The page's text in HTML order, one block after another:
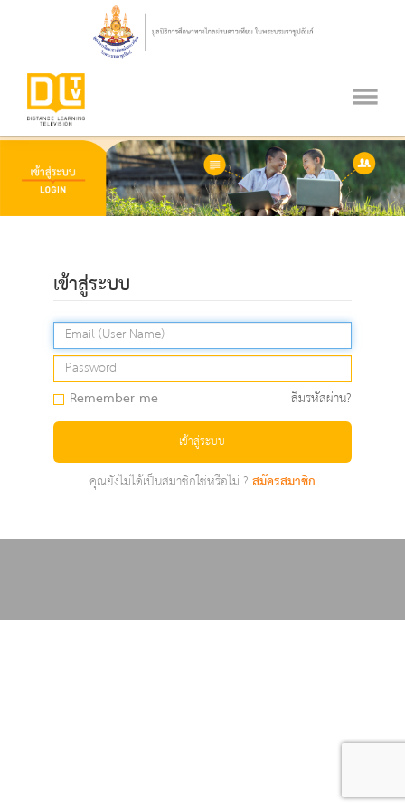
เข้าสู่ระบบ
Remember me ลืมรหัสผ่าน?
เข้าสู่ระบบ
คุณยังไม่ได้เป็นสมาชิกใช่หรือไม่ ?สมัครสมาชิก